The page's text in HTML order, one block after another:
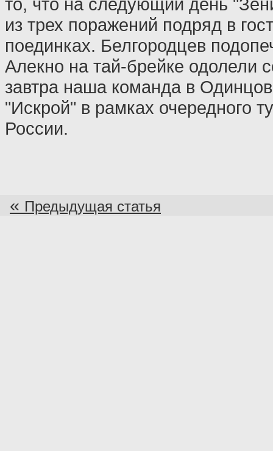
из трех поражений подряд в
поединках. Белгородцев
Алекно на тай-брейке одолели
завтра наша команда в
"Искрой" в рамках очередного
России.
« Предыдущая статья